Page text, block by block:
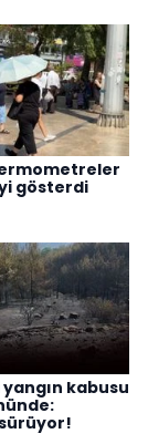
gösterdi
kabusu